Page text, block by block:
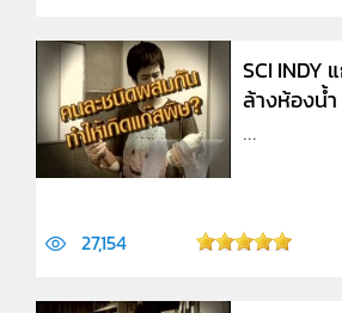
SCI INDY
ล้างห้องน้ำ
...
27,154